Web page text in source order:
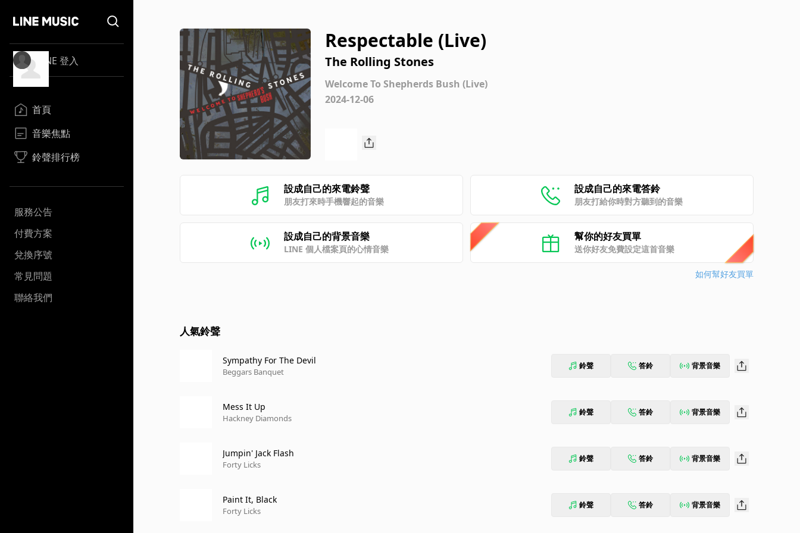
LINE 登入
首頁
音樂焦點
鈴聲排行榜
服務公告
付費方案
兌換序號
常見問題
聯絡我們
Respectable (Live)
The Rolling Stones
Welcome To Shepherds Bush (Live)
2024-12-06
設成自己的來電鈴聲
朋友打來時手機響起的音樂
設成自己的來電答鈴
朋友打給你時對方聽到的音樂
設成自己的背景音樂
LINE 個人檔案頁的心情音樂
幫你的好友買單
送你好友免費設定這首音樂
如何幫好友買單
人氣鈴聲
Sympathy For The Devil
Beggars Banquet
鈴聲 答鈴 背景音樂
Mess It Up
Hackney Diamonds
鈴聲 答鈴 背景音樂
Jumpin' Jack Flash
Forty Licks
鈴聲 答鈴 背景音樂
Paint It, Black
Forty Licks
鈴聲 答鈴 背景音樂